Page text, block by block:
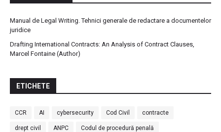
Manual de Legal Writing. Tehnici generale de redactare a documentelor
juridice
Drafting International Contracts: An Analysis of Contract Clauses,
Marcel Fontaine (Author)
ETICHETE
CCR AI cybersecurity Cod Civil contracte
drept civil ANPC Codul de procedură penală